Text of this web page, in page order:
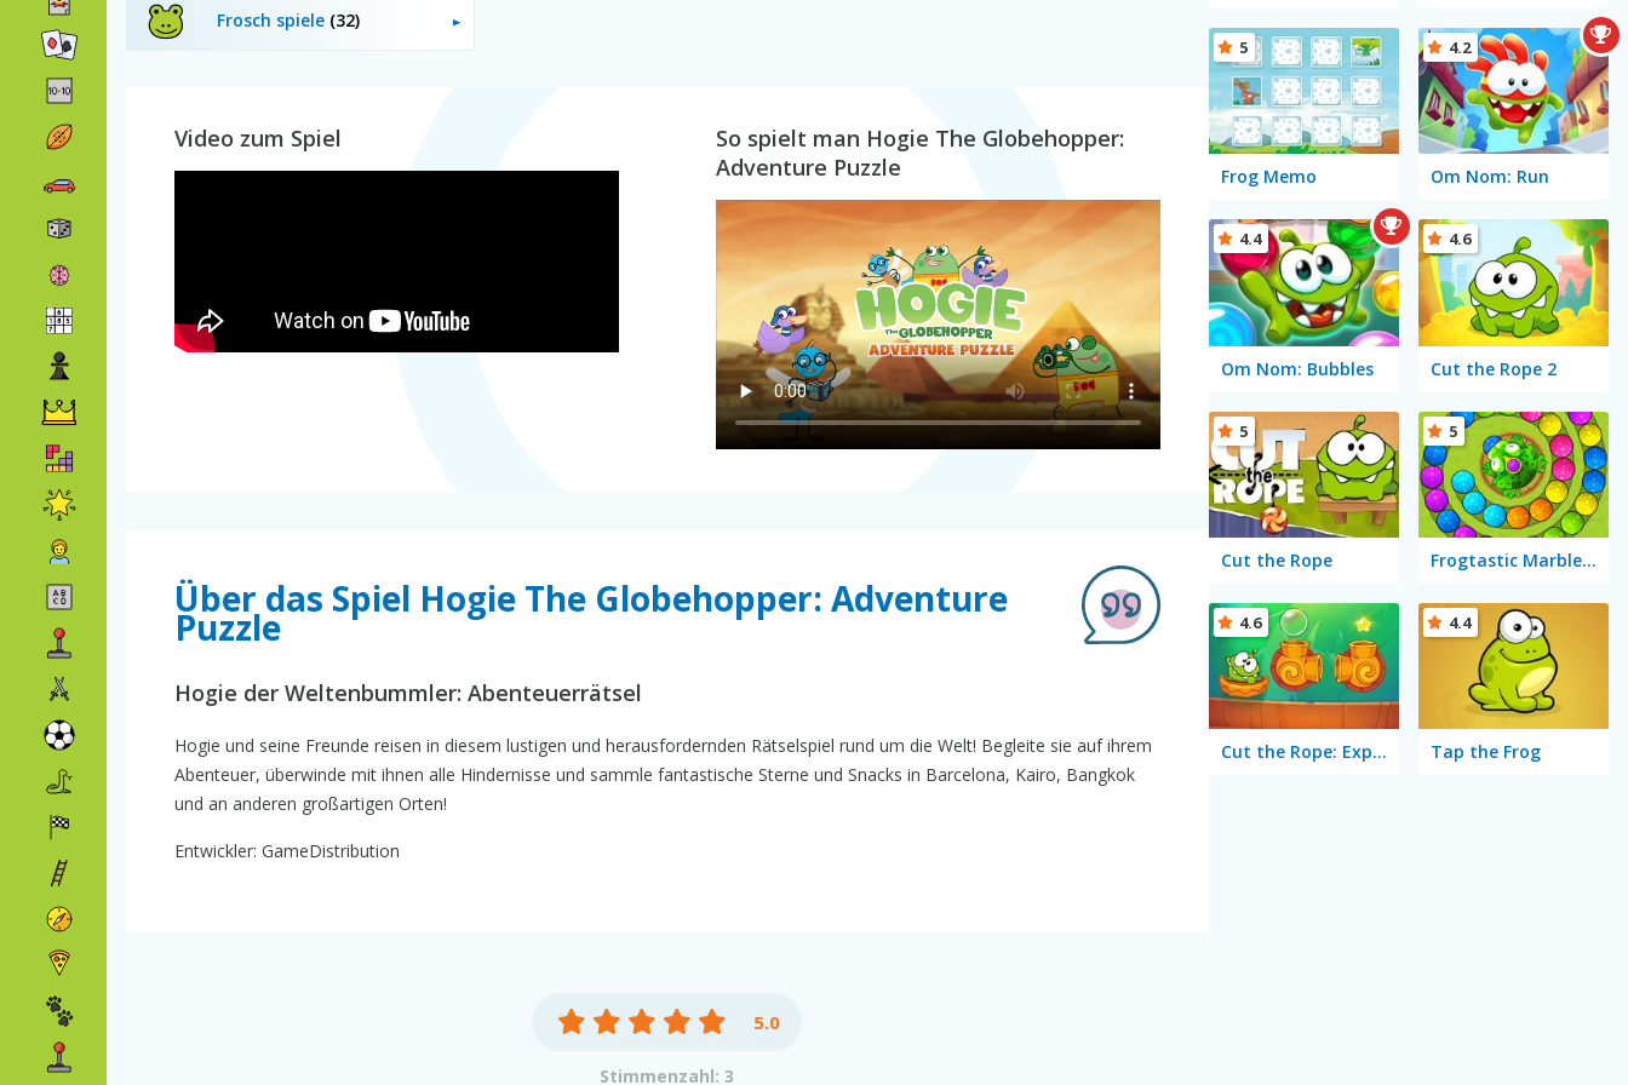
Frosch spiele (32)
Video zum Spiel
So spielt man Hogie The Globehopper:
Adventure Puzzle
Über das Spiel Hogie The Globehopper: Adventure
Puzzle
Hogie der Weltenbummler: Abenteuerrätsel
Hogie und seine Freunde reisen in diesem lustigen und herausfordernden Rätselspiel rund um die Welt! Begleite sie auf ihrem
Abenteuer, überwinde mit ihnen alle Hindernisse und sammle fantastische Sterne und Snacks in Barcelona, Kairo, Bangkok
und an anderen großartigen Orten!
Entwickler: GameDistribution
5.0
Stimmenzahl: 3
Frog Memo
5
Om Nom: Run
4.2
Om Nom: Bubbles
4.4
Cut the Rope 2
4.6
Cut the Rope
5
Frogtastic Marble Adventure
5
Cut the Rope: Experiments
4.6
Tap the Frog
4.4